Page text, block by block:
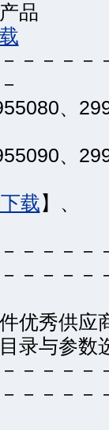
品
－－－－
、
载】、
－－－－
－－－－
器件
录与参数
－－－－
－－－－